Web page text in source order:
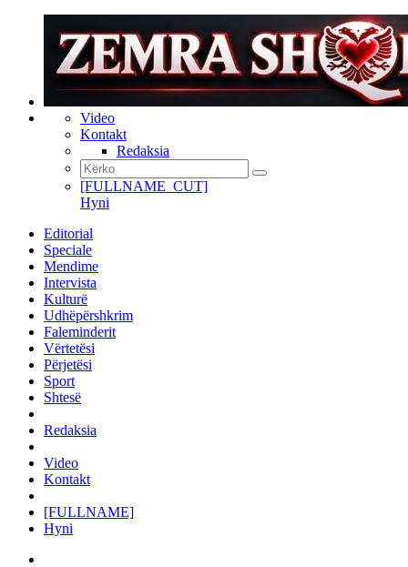
Video
Kontakt
Redaksia
[FULLNAME_CUT]
Hyni
Editorial
Speciale
Mendime
Intervista
Kulturë
Udhëpërshkrim
Faleminderit
Vërtetësi
Përjetësi
Sport
Shtesë
Redaksia
Video
Kontakt
[FULLNAME]
Hyni